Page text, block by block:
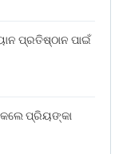
ପ୍ରତିଷ୍ଠାନ ପାଇଁ
କଲେ ପ୍ରିୟଙ୍କା